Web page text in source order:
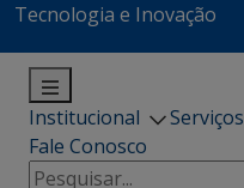
Tecnologia e Inovação
Institucional Serviços
Fale Conosco
Pesquisar